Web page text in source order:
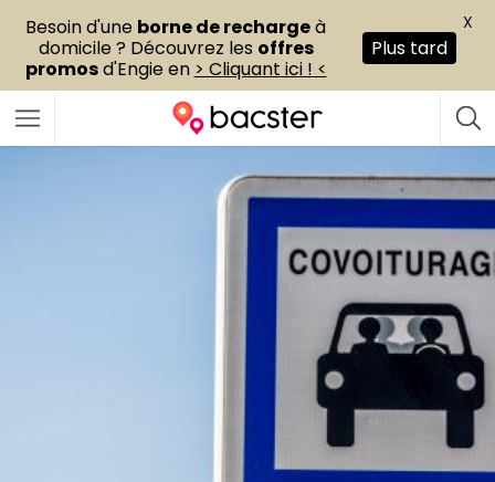
Besoin d'une borne de rechargeà
domicile ? Découvrez les offres
promosd'Engie en > Cliquant ici ! <
Plus tard
X